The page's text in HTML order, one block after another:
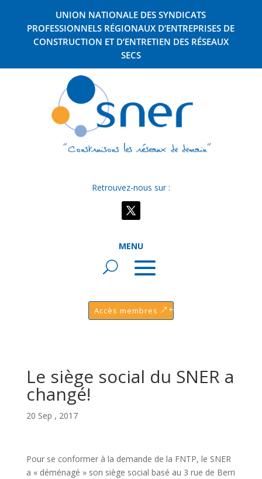
UNION NATIONALE DES SYNDICATS
PROFESSIONNELS RÉGIONAUX D’ENTREPRISES DE
CONSTRUCTION ET D’ENTRETIEN DES RÉSEAUX
SECS
Retrouvez-nous sur :
MENU
Accès membres
Le siège social du SNER a
changé!
20 Sep , 2017
Pour se conformer à la demande de la FNTP, le SNER
a « déménagé » son siège social basé au 3 rue de Berri